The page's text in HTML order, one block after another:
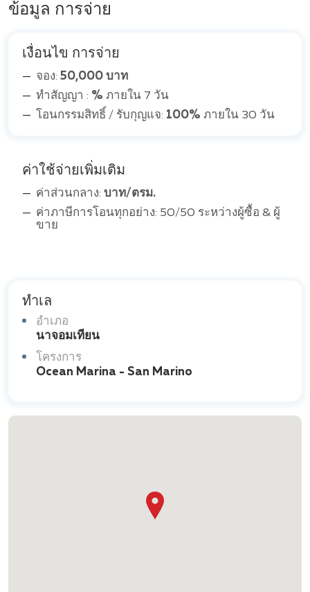
ข้อมูล การจ่าย
เงื่อนไข การจ่าย
จอง: 50,000 บาท
ทำสัญญา : % ภายใน 7 วัน
โอนกรรมสิทธิ์ / รับกุญแจ: 100% ภายใน 30 วัน
ค่าใช้จ่ายเพิ่มเติม
ค่าส่วนกลาง: บาท/ตรม.
ค่าภาษีการโอนทุกอย่าง: 50/50 ระหว่างผู้ซื้อ & ผู้
ขาย
ทำเล
อำเภอ
นาจอมเทียน
โครงการ
Ocean Marina - San Marino